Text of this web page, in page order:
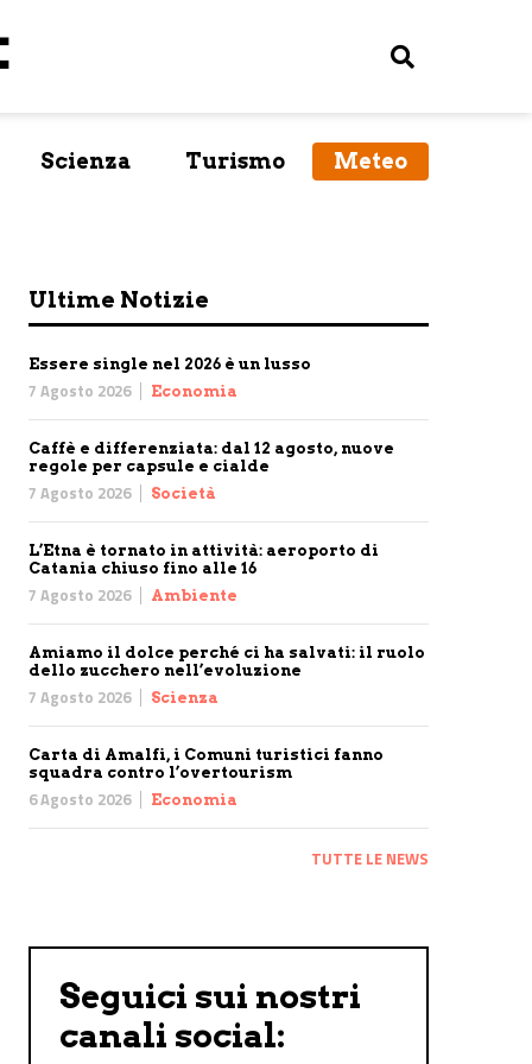
Scienza Turismo Meteo
Ultime Notizie
Essere single nel 2026 è un lusso
7 Agosto 2026 Economia
Caffè e differenziata: dal 12 agosto, nuove
regole per capsule e cialde
7 Agosto 2026 Società
L’Etna è tornato in attività: aeroporto di
Catania chiuso fino alle 16
7 Agosto 2026 Ambiente
Amiamo il dolce perché ci ha salvati: il ruolo
dello zucchero nell’evoluzione
7 Agosto 2026 Scienza
Carta di Amalfi, i Comuni turistici fanno
squadra contro l’overtourism
6 Agosto 2026 Economia
TUTTE LE NEWS
Seguici sui nostri
canali social: